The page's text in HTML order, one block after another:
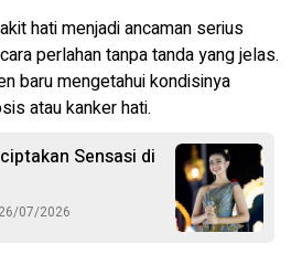
hati menjadi ancaman serius
perlahan tanpa tanda yang jelas.
baru mengetahui kondisinya
atau kanker hati.
Sensasi di
26/07/2026